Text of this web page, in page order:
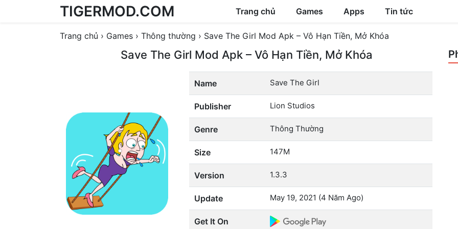
TIGERMOD.COM Trang chủ Games Apps Tin tức
Trang chủ › Games › Thông thường › Save The Girl Mod Apk – Vô Hạn Tiền, Mở Khóa
Save The Girl Mod Apk – Vô Hạn Tiền, Mở Khóa
Name Save The Girl
Publisher Lion Studios
Genre Thông Thường
Size 147M
Version 1.3.3
Update May 19, 2021 (4 Năm Ago)
Get It On